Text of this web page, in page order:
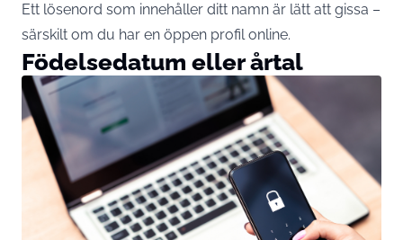
Ett lösenord som innehåller ditt namn är lätt att gissa –
särskilt om du har en öppen profil online.
Födelsedatum eller årtal